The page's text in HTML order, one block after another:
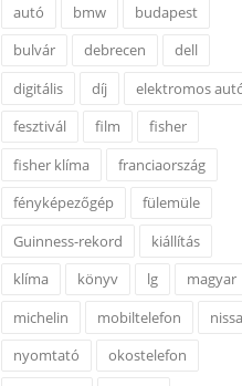
autó
bmw
budapest
bulvár
debrecen
dell
digitális
díj
elektromos
fesztivál
film
fisher
fisher klíma
franciaország
fényképezőgép
fülemüle
Guinness-rekord
kiállítás
klíma
könyv lg
magyar
michelin
mobiltelefon
nyomtató
okostelefon